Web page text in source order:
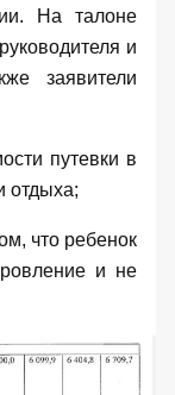
На талоне
и
заявители
путевки в
отдыха;
что ребенок
и не